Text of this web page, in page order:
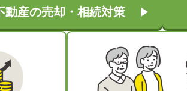
動産の売却・相続対策